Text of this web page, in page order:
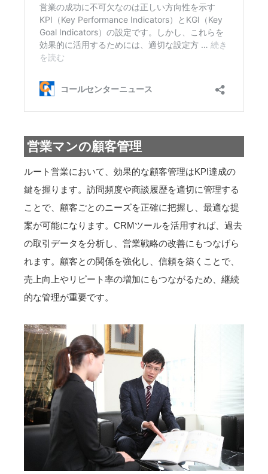
営業マンの顧客管理
ルート営業において、効果的な顧客管理はKPI達成の
鍵を握ります。訪問頻度や商談履歴を適切に管理する
ことで、顧客ごとのニーズを正確に把握し、最適な提
案が可能になります。CRMツールを活用すれば、過去
の取引データを分析し、営業戦略の改善にもつなげら
れます。顧客との関係を強化し、信頼を築くことで、
売上向上やリピート率の増加にもつながるため、継続
的な管理が重要です。